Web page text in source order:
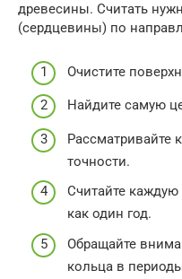
древесины. Считать
(сердцевины) по
Очистите
Найдите самую
точности.
Считайте
как один год.
Обращайте
кольца в